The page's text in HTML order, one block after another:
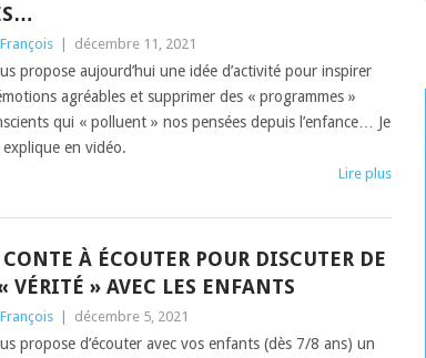
décembre 11, 2021
propose aujourd’hui une idée d’activité pour inspirer
agréables et supprimer des « programmes »
qui « polluent » nos pensées depuis l’enfance… Je
en vidéo.
Lire plus
À ÉCOUTER POUR DISCUTER DE
VÉRITÉ » AVEC LES ENFANTS
décembre 5, 2021
propose d’écouter avec vos enfants (dès 7/8 ans) un